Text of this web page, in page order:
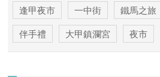
逢甲夜市
一中街
鐵馬之旅
伴手禮
大甲鎮瀾宮
夜市